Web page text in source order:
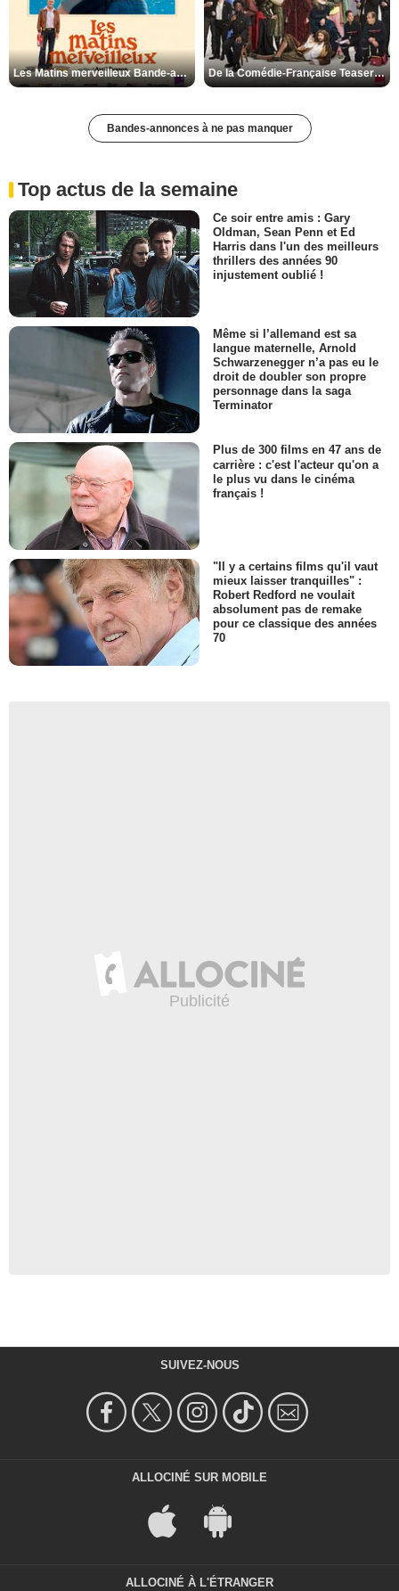
Les Matins merveilleux Bande-annonce VF De la Comédie-Française Teaser VF
Bandes-annonces à ne pas manquer
Top actus de la semaine
Ce soir entre amis : Gary
Oldman, Sean Penn et Ed
Harris dans l'un des meilleurs
thrillers des années 90
injustement oublié !
Même si l’allemand est sa
langue maternelle, Arnold
Schwarzenegger n’a pas eu le
droit de doubler son propre
personnage dans la saga
Terminator
Plus de 300 films en 47 ans de
carrière : c'est l'acteur qu'on a
le plus vu dans le cinéma
français !
"Il y a certains films qu'il vaut
mieux laisser tranquilles" :
Robert Redford ne voulait
absolument pas de remake
pour ce classique des années
70
SUIVEZ-NOUS
ALLOCINÉ SUR MOBILE
ALLOCINÉ À L'ÉTRANGER